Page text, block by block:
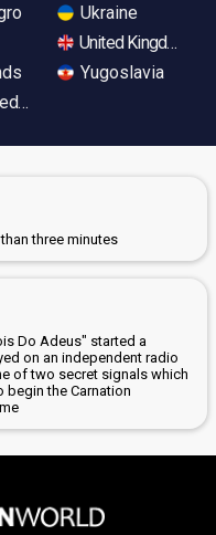
Ukraine
United Kingdom
Yugoslavia
three minutes
Do Adeus" started a
on an independent radio
of two secret signals which
begin the Carnation